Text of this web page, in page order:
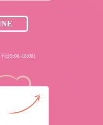
日9:00~18:00）